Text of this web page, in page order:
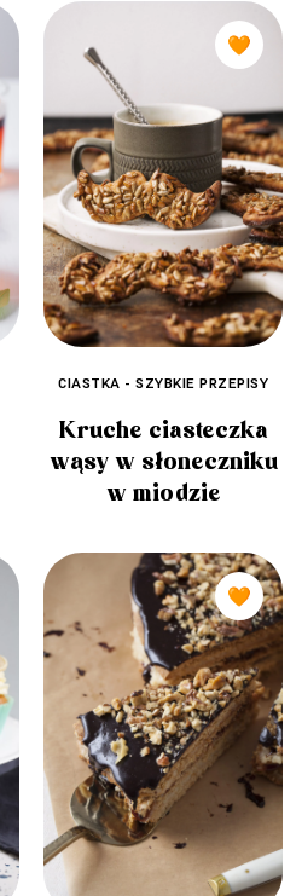
🧡
CIASTKA - SZYBKIE PRZEPISY
Kruche ciasteczka
wąsy w słoneczniku
w miodzie
🧡